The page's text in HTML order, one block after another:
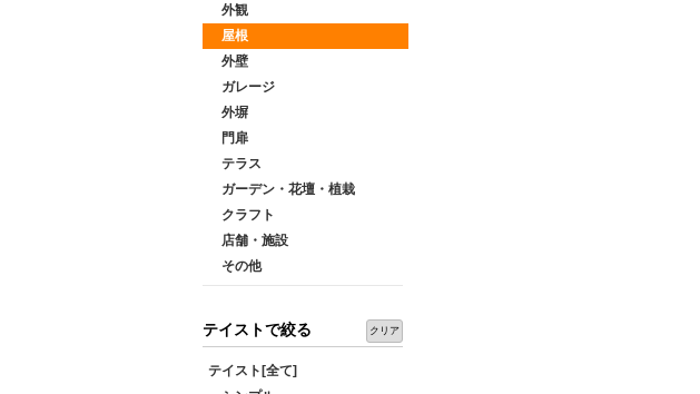
外観
屋根
外壁
ガレージ
外塀
門扉
テラス
ガーデン・花壇・植栽
クラフト
店舗・施設
その他
テイストで絞る クリア
テイスト[全て]